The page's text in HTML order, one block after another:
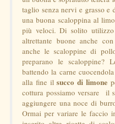
taglio senza nervi e grasso
una buona scaloppina al
più veloci. Di solito
altrettante buone anche
anche le scaloppine di
preparano le scaloppine?
battendo la carne
alla fine ilsucco di limone
cottura possiamo versare il
aggiungere una noce di
Ormai per variare le faccio